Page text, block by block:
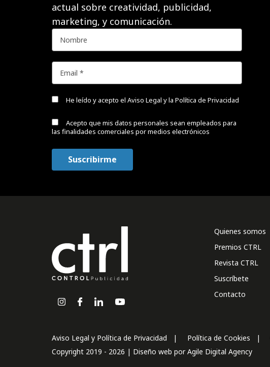
actual sobre creatividad, publicidad,
marketing, y comunicación.
He leído y acepto el Aviso Legal y la Política de Privacidad
Acepto que mis datos personales sean empleados para
las finalidades comerciales por medios electrónicos
Quienes somos
Premios CTRL
Revista CTRL
Suscríbete
Contacto
Aviso Legal y Política de Privacidad Política de Cookies
Copyright 2019 - 2026 | Diseño web porAgile Digital Agency